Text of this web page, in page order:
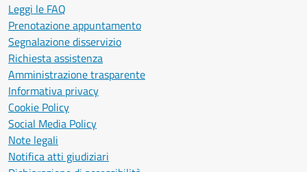
Leggi le FAQ
Prenotazione appuntamento
Segnalazione disservizio
Richiesta assistenza
Amministrazione trasparente
Informativa privacy
Cookie Policy
Social Media Policy
Note legali
Notifica atti giudiziari